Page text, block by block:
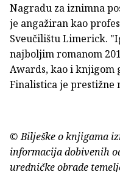
Nagradu za iznimna
je angažiran kao
Sveučilištu Limerick.
najboljim romanom
Awards, kao i knjigom
Finalistica je prestižne
© Bilješke o knjigama
informacija dobivenih
uredničke obrade